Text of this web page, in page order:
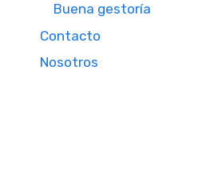
Buena gestoría
Contacto
Nosotros